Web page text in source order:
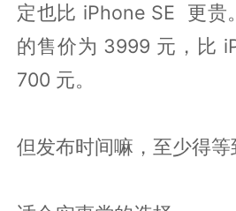
定也比 iPhone SE 更贵
的售价为 3999 元，比
700 元。
但发布时间嘛，至少得等